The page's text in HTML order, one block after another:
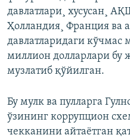
давлатлари¸ хусусан¸
Ҳолландия¸ Франция ва
давлатларидаги кўчмас
миллион долларлари бу
музлатиб қўйилган.
Бу мулк ва пулларга
ўзининг коррупцион
чекканини айтаëтган